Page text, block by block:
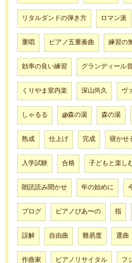
リタルダンドの弾き方 ロマン派
重唱 ピアノ五重奏曲 練習の
効率の良い練習 グランディール
くりやま室内楽 深山尚久 ヴ
しゃるる @森の湯 森の湯
熟成 仕上げ 完成 寝かせ
入学試験 合格 子どもと楽し
朗読読み聞かせ 年の始めに
ブログ ピアノぴあ〜の 指
誤解 自由曲 難易度 選曲
作曲家 ピアノリサイタル フ